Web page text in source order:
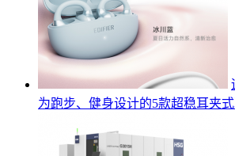
为跑步、健身设计的5款超稳耳夹